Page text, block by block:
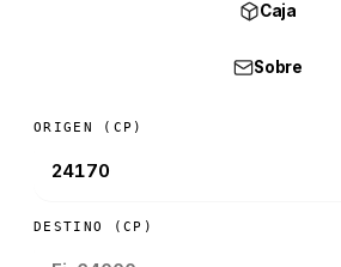
Caja
Sobre
ORIGEN (CP)
DESTINO (CP)